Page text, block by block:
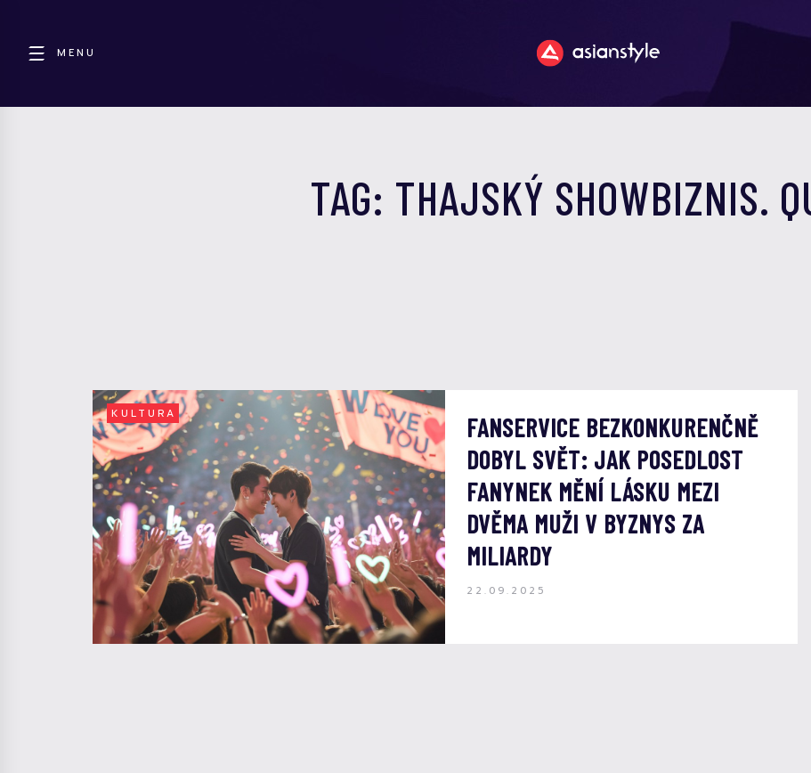
MENU
TAG: THAJSKÝ SHOWBIZNIS.
KULTURA
FANSERVICE BEZKONKURENČNĚ
DOBYL SVĚT: JAK POSEDLOST
FANYNEK MĚNÍ LÁSKU MEZI
DVĚMA MUŽI V BYZNYS ZA
MILIARDY
22.09.2025